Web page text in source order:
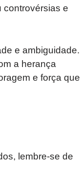
controvérsias e
e ambiguidade.
a herança
e força que
lembre-se de